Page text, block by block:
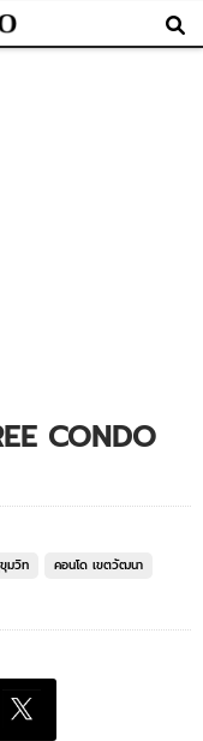
CONDO
มวิท
คอนโด เขตวัฒนา